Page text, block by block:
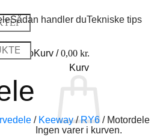
Kurv /0,00 kr.
Kurv
Ingen varer i kurven.
Sådan handler duTekniske tips
/ Keeway / RY6 /Motordele